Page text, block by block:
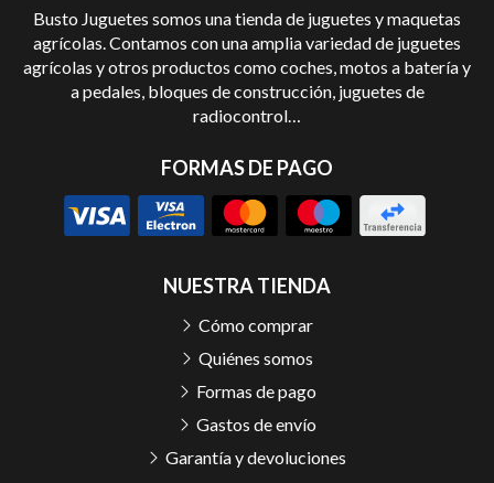
Busto Juguetes somos una tienda de juguetes y maquetas
agrícolas. Contamos con una amplia variedad de juguetes
agrícolas y otros productos como coches, motos a batería y
a pedales, bloques de construcción, juguetes de
radiocontrol…
FORMAS DE PAGO
NUESTRA TIENDA
Cómo comprar
Quiénes somos
Formas de pago
Gastos de envío
Garantía y devoluciones